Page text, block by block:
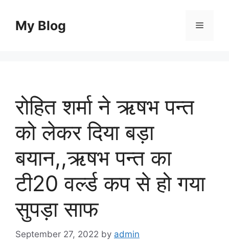
contentMy Blog Menu
रोहित शर्मा ने ऋषभ पन्त
को लेकर दिया बड़ा
बयान,,ऋषभ पन्त का
टी20 वर्ल्ड कप से हो गया
सुपड़ा साफ
September 27, 2022 by admin